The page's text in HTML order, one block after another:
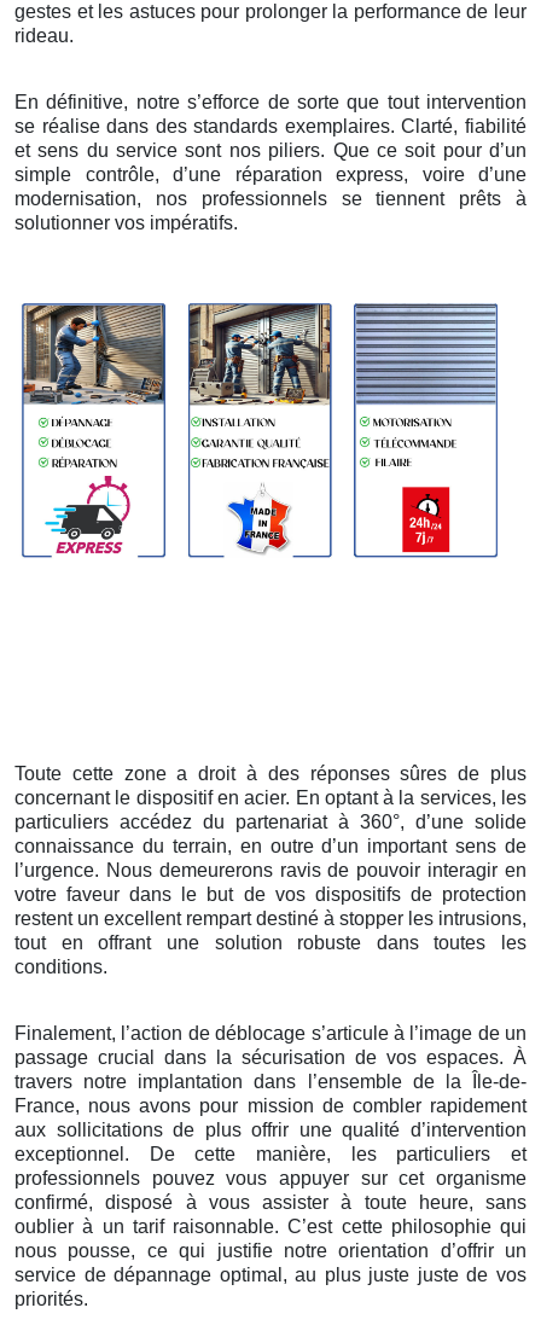
gestes et les astuces pour prolonger la performance de leur
rideau.
En définitive, notre s’efforce de sorte que tout intervention
se réalise dans des standards exemplaires. Clarté, fiabilité
et sens du service sont nos piliers. Que ce soit pour d’un
simple contrôle, d’une réparation express, voire d’une
modernisation, nos professionnels se tiennent prêts à
solutionner vos impératifs.
Toute cette zone a droit à des réponses sûres de plus
concernant le dispositif en acier. En optant à la services, les
particuliers accédez du partenariat à 360°, d’une solide
connaissance du terrain, en outre d’un important sens de
l’urgence. Nous demeurerons ravis de pouvoir interagir en
votre faveur dans le but de vos dispositifs de protection
restent un excellent rempart destiné à stopper les intrusions,
tout en offrant une solution robuste dans toutes les
conditions.
Finalement, l’action de déblocage s’articule à l’image de un
passage crucial dans la sécurisation de vos espaces. À
travers notre implantation dans l’ensemble de la Île-de-
France, nous avons pour mission de combler rapidement
aux sollicitations de plus offrir une qualité d’intervention
exceptionnel. De cette manière, les particuliers et
professionnels pouvez vous appuyer sur cet organisme
confirmé, disposé à vous assister à toute heure, sans
oublier à un tarif raisonnable. C’est cette philosophie qui
nous pousse, ce qui justifie notre orientation d’offrir un
service de dépannage optimal, au plus juste juste de vos
priorités.